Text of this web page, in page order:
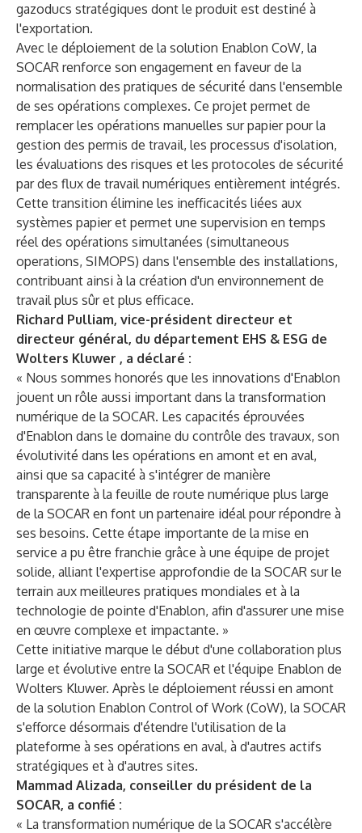
gazoducs stratégiques dont le produit est destiné à
l'exportation.
Avec le déploiement de la solution Enablon CoW, la
SOCAR renforce son engagement en faveur de la
normalisation des pratiques de sécurité dans l'ensemble
de ses opérations complexes. Ce projet permet de
remplacer les opérations manuelles sur papier pour la
gestion des permis de travail, les processus d'isolation,
les évaluations des risques et les protocoles de sécurité
par des flux de travail numériques entièrement intégrés.
Cette transition élimine les inefficacités liées aux
systèmes papier et permet une supervision en temps
réel des opérations simultanées (simultaneous
operations, SIMOPS) dans l'ensemble des installations,
contribuant ainsi à la création d'un environnement de
travail plus sûr et plus efficace.
Richard Pulliam, vice-président directeur et
directeur général, du département EHS & ESG de
Wolters Kluwer , a déclaré :
« Nous sommes honorés que les innovations d'Enablon
jouent un rôle aussi important dans la transformation
numérique de la SOCAR. Les capacités éprouvées
d'Enablon dans le domaine du contrôle des travaux, son
évolutivité dans les opérations en amont et en aval,
ainsi que sa capacité à s'intégrer de manière
transparente à la feuille de route numérique plus large
de la SOCAR en font un partenaire idéal pour répondre à
ses besoins. Cette étape importante de la mise en
service a pu être franchie grâce à une équipe de projet
solide, alliant l'expertise approfondie de la SOCAR sur le
terrain aux meilleures pratiques mondiales et à la
technologie de pointe d'Enablon, afin d'assurer une mise
en œuvre complexe et impactante. »
Cette initiative marque le début d'une collaboration plus
large et évolutive entre la SOCAR et l'équipe Enablon de
Wolters Kluwer. Après le déploiement réussi en amont
de la solution Enablon Control of Work (CoW), la SOCAR
s'efforce désormais d'étendre l'utilisation de la
plateforme à ses opérations en aval, à d'autres actifs
stratégiques et à d'autres sites.
Mammad Alizada, conseiller du président de la
SOCAR, a confié :
« La transformation numérique de la SOCAR s'accélère